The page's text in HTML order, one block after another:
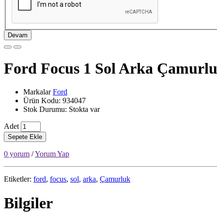
Devam
Ford Focus 1 Sol Arka
MarkalarFord
Ürün Kodu: 934047
Stok Durumu: Stokta var
Adet
Sepete Ekle
0 yorum /Yorum Yap
Etiketler: ford, focus, sol, arka, Çamurluk
Bilgiler